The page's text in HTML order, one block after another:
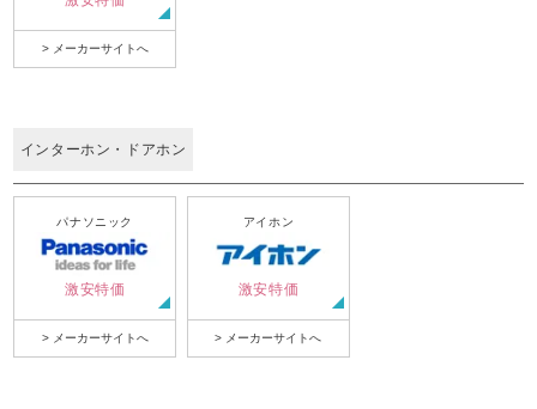
> メーカーサイトへ
インターホン・ドアホン
パナソニック
激安特価
> メーカーサイトへ
アイホン
激安特価
> メーカーサイトへ